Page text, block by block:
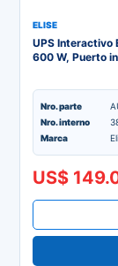
ELISE
UPS Interactivo
600 W, Puerto
Nro. parte
Nro. interno
Marca
US$